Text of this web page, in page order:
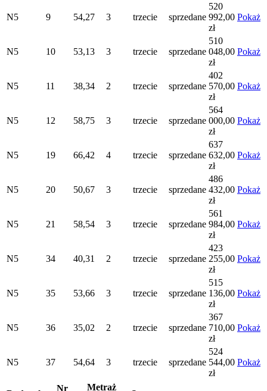
N5 9 54,27 3 trzecie sprzedane
520
992,00
zł
Pokaż
N5 10 53,13 3 trzecie sprzedane
510
048,00
zł
Pokaż
N5 11 38,34 2 trzecie sprzedane
402
570,00
zł
Pokaż
N5 12 58,75 3 trzecie sprzedane
564
000,00
zł
Pokaż
N5 19 66,42 4 trzecie sprzedane
637
632,00
zł
Pokaż
N5 20 50,67 3 trzecie sprzedane
486
432,00
zł
Pokaż
N5 21 58,54 3 trzecie sprzedane
561
984,00
zł
Pokaż
N5 34 40,31 2 trzecie sprzedane
423
255,00
zł
Pokaż
N5 35 53,66 3 trzecie sprzedane
515
136,00
zł
Pokaż
N5 36 35,02 2 trzecie sprzedane
367
710,00
zł
Pokaż
N5 37 54,64 3 trzecie sprzedane
524
544,00
zł
Pokaż
Nr Metraż